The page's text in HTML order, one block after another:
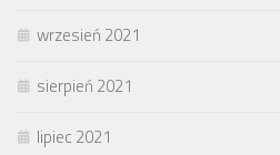
wrzesień 2021
sierpień 2021
lipiec 2021